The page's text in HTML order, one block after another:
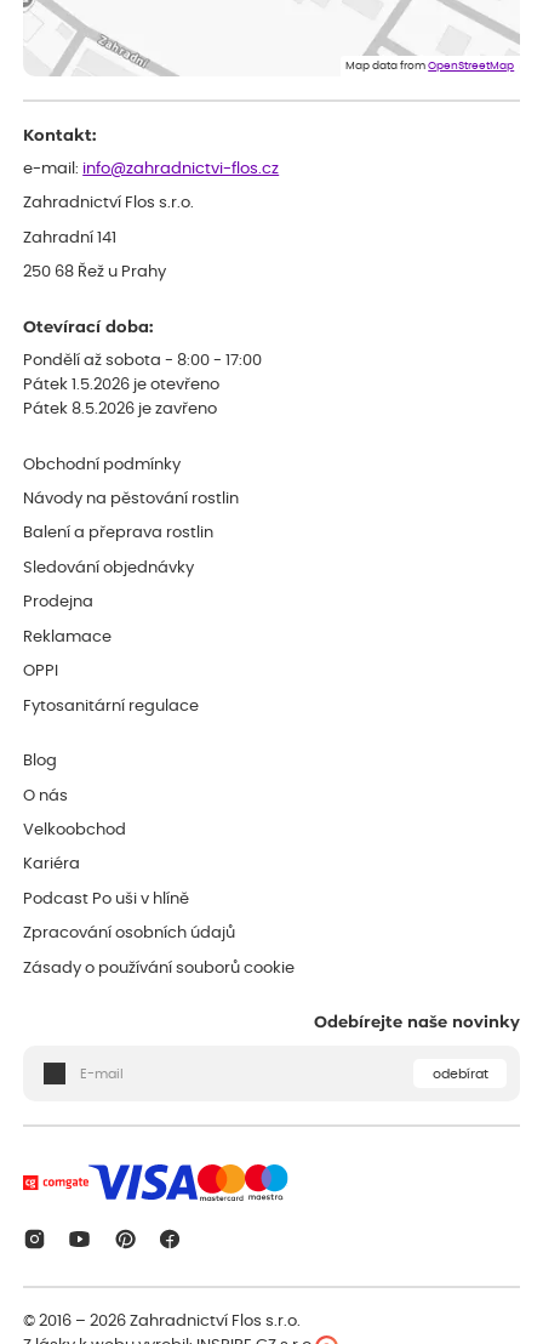
Spokojenost s dodáním kvalitních rostlin
Map data fromOpenStreetMap
Kontakt:
e-mail: info@zahradnictvi-flos.cz
Zahradnictví Flos s.r.o.
Zahradní 141
250 68 Řež u Prahy
Otevírací doba:
Pondělí až sobota - 8:00 - 17:00
Pátek 1.5.2026 je otevřeno
Pátek 8.5.2026 je zavřeno
Obchodní podmínky
Návody na pěstování rostlin
Balení a přeprava rostlin
Sledování objednávky
Prodejna
Reklamace
OPPI
Fytosanitární regulace
Blog
O nás
Velkoobchod
Kariéra
Podcast Po uši v hlíně
Zpracování osobních údajů
Zásady o používání souborů cookie
Odebírejte naše novinky
odebírat
© 2016 – 2026Zahradnictví Flos s.r.o.